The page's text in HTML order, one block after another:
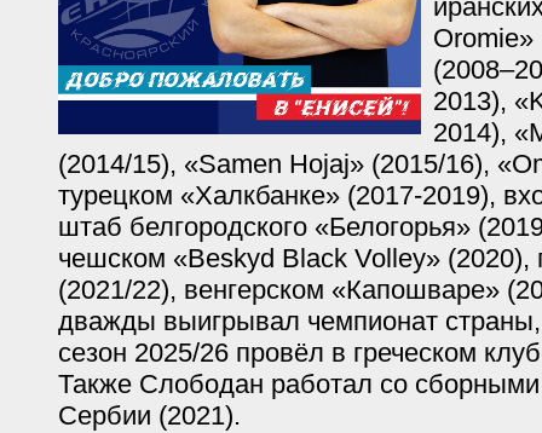
Oromie»
2013),
2014),
(2014/15), «Samen Hojaj» (2015/16),
турецком «Халкбанке» (2017-2019),
штаб белгородского «Белогорья»
чешском «Beskyd Black Volley» (2020),
(2021/22), венгерском «Капошваре»
дважды выигрывал чемпионат
сезон 2025/26 провёл в греческом
Также Слободан работал со
Сербии (2021).